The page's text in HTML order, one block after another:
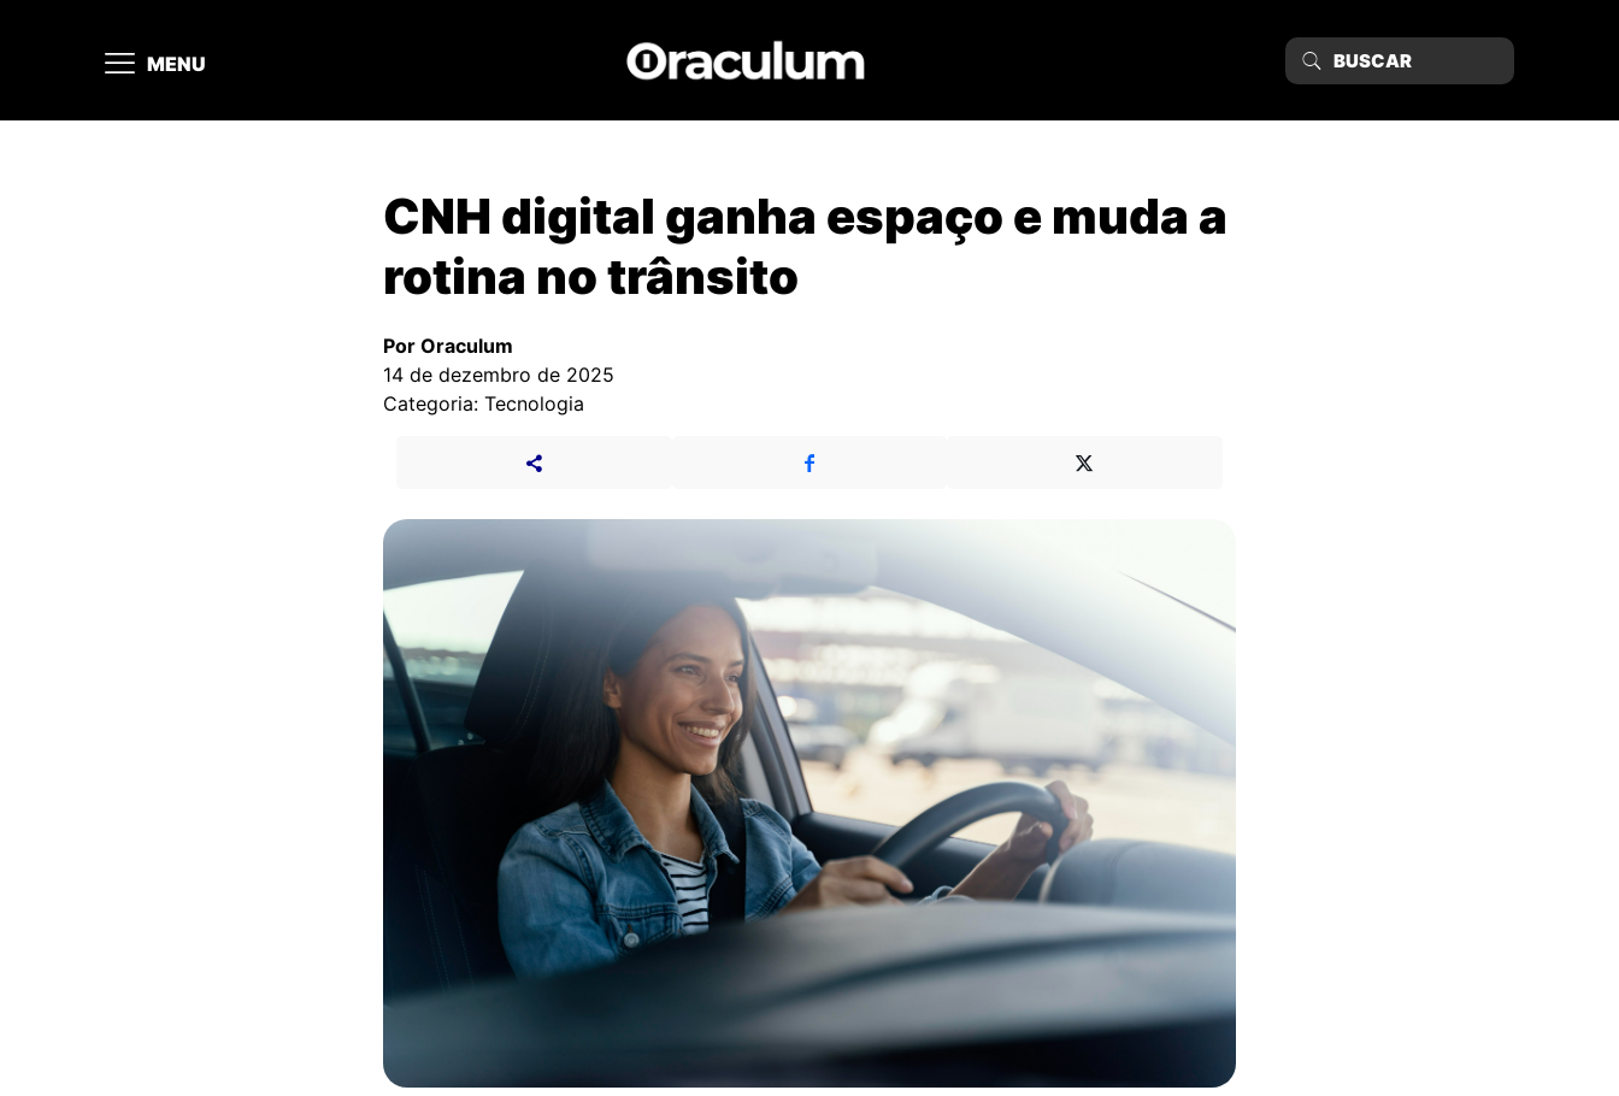
MENU
CNH digital ganha espaço e muda a
rotina no trânsito
Por Oraculum
14 de dezembro de 2025
Categoria: Tecnologia